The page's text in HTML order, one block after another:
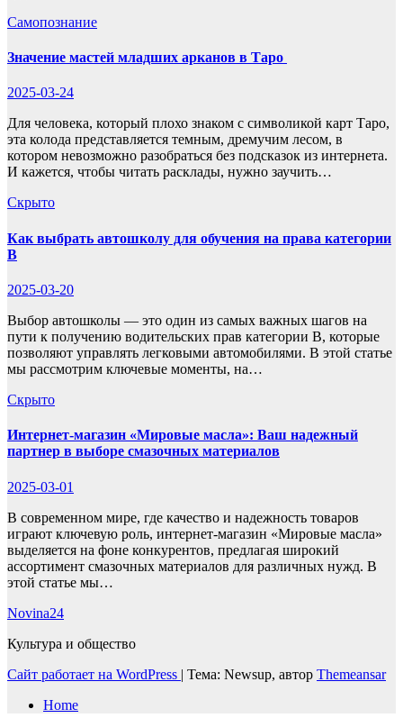
Самопознание
Значение мастей младших арканов в Таро
2025-03-24
Для человека, который плохо знаком с символикой карт Таро,
эта колода представляется темным, дремучим лесом, в
котором невозможно разобраться без подсказок из интернета.
И кажется, чтобы читать расклады, нужно заучить…
Скрыто
Как выбрать автошколу для обучения на права категории
B
2025-03-20
Выбор автошколы — это один из самых важных шагов на
пути к получению водительских прав категории B, которые
позволяют управлять легковыми автомобилями. В этой статье
мы рассмотрим ключевые моменты, на…
Скрыто
Интернет-магазин «Мировые масла»: Ваш надежный
партнер в выборе смазочных материалов
2025-03-01
В современном мире, где качество и надежность товаров
играют ключевую роль, интернет-магазин «Мировые масла»
выделяется на фоне конкурентов, предлагая широкий
ассортимент смазочных материалов для различных нужд. В
этой статье мы…
Novina24
Культура и общество
Сайт работает на WordPress | Тема: Newsup, автор Themeansar
Home